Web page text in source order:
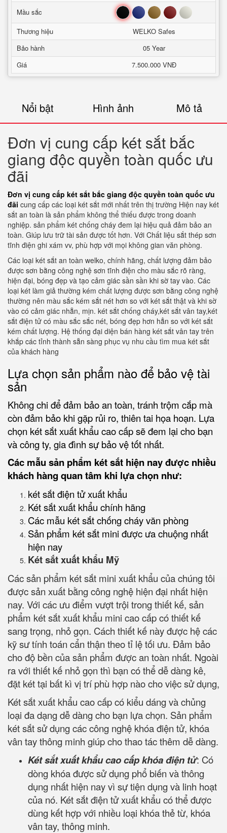
Mầu sắc Đen Xanh Nâu Đỏ Trắng
Thương hiệu
WELKO Safes
Bảo hành
05 Year
Giá
7.500.000 VNĐ
Nổi bật Hình ảnh Mô tả
Đơn vị cung cấp két sắt bắc
giang độc quyền toàn quốc ưu
đãi
Đơn vị cung cấp két sắt bắc giang độc quyền toàn quốc ưu
đãi cung cấp các loại két sắt mới nhất trên thị trường Hiện nay két
sắt an toàn là sản phẩm không thể thiếu được trong doanh
nghiệp. sản phẩm két chống cháy đem lại hiệu quả đảm bảo an
toàn. Giúp lưu trữ tài sản được tốt hơn. Với Chất liệu sắt thép sơn
tĩnh điện ghi xám vv, phù hợp với mọi không gian văn phòng.
Các loại két sắt an toàn welko, chính hãng, chất lượng đảm bảo
được sơn bằng công nghệ sơn tĩnh điện cho màu sắc rõ ràng,
hiện đại, bóng đẹp và tạo cảm giác sần sần khi sờ tay vào. Các
loại két làm giả thường kém chất lượng được sơn bằng công nghệ
thường nên màu sắc kém sắt nét hơn so với két sắt thật và khi sờ
vào có cảm giác nhẵn, mịn. két sắt chống cháy,két sắt vân tay,két
sắt điện tử có màu sắc sắc nét, bóng đẹp hơn hẳn so với két sắt
kém chất lượng. Hệ thống đại diện bán hàng két sắt vân tay trên
khắp các tỉnh thành sẵn sàng phục vụ nhu cầu tìm mua két sắt
của khách hàng
Lựa chọn sản phẩm nào để bảo vệ tài
sản
Không chi để đảm bảo an toàn, tránh trộm cắp mà
còn đảm bảo khi gặp rủi ro, thiên tai họa hoạn. Lựa
chọn két sắt xuất khẩu cao cấp sẽ đem lại cho bạn
và công ty, gia đình sự bảo vệ tốt nhất.
Các mẫu sản phẩm két sắt hiện nay được nhiều
khách hàng quan tâm khi lựa chọn như:
két sắt điện tử xuất khẩu
Két sắt xuất khẩu chính hãng
Các mẫu két sắt chống cháy văn phòng
Sản phẩm két sắt mini được ưa chuộng nhất
hiện nay
Két sắt xuất khẩu Mỹ
Các sản phẩm két sắt mini xuất khẩu của chúng tôi
được sản xuất bằng công nghệ hiện đại nhất hiện
nay. Với các ưu điểm vượt trội trong thiết kế, sản
phẩm két sắt xuất khẩu mini cao cấp có thiết kế
sang trọng, nhỏ gọn. Cách thiết kế này được hệ các
kỹ sư tính toán cẩn thận theo tỉ lệ tối ưu. Đảm bảo
cho độ bền của sản phẩm được an toàn nhất. Ngoài
ra với thiết kế nhỏ gọn thì bạn có thể dễ dàng kê,
đặt két tại bất kì vị trí phù hợp nào cho việc sử dụng,
Két sắt xuất khẩu cao cấp có kiểu dáng và chủng
loại đa dạng dễ dàng cho bạn lựa chọn. Sản phẩm
két sắt sử dụng các công nghệ khóa điện tử, khóa
vân tay thông minh giúp cho thao tác thêm dễ dàng.
Két sắt xuất khẩu cao cấp khóa điện tử: Có
dòng khóa được sử dụng phổ biến và thông
dụng nhất hiện nay vì sự tiện dụng và linh hoạt
của nó. Két sắt điện tử xuất khẩu có thể được
dùng kết hợp với nhiều loại khóa thẻ từ, khóa
vân tay, thông minh.